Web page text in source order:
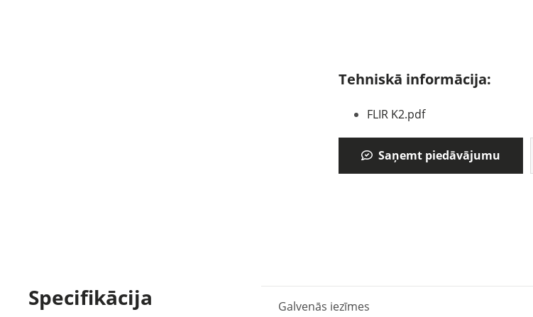
Tehniskā informācija:
FLIR K2.pdf
Saņemt piedāvājumu
Specifikācija Galvenās iezīmes